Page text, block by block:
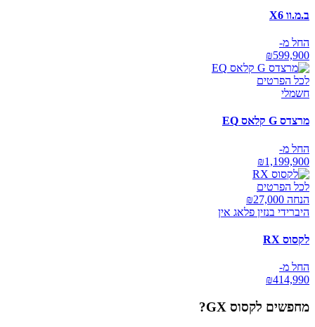
ב.מ.וו X6
החל מ-
₪599,900
לכל הפרטים
חשמלי
מרצדס G קלאס EQ
החל מ-
₪1,199,900
לכל הפרטים
הנחה ₪ 27,000
היברידי בנזין פלאג אין
לקסוס RX
החל מ-
₪414,990
מחפשים לקסוס GX ?